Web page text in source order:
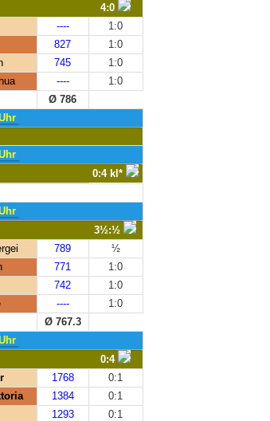
4:0
----
1:0
827
1:0
745
1:0
----
1:0
Ø 786
0:4 kl*
3½:½
789
½
771
1:0
742
1:0
----
1:0
Ø 767.3
0:4
1768
0:1
1384
0:1
1293
0:1